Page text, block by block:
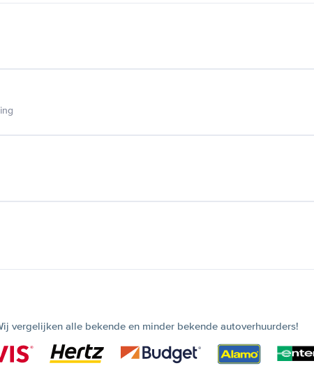
vergelijken alle bekende en minder bekende autoverhuurders!